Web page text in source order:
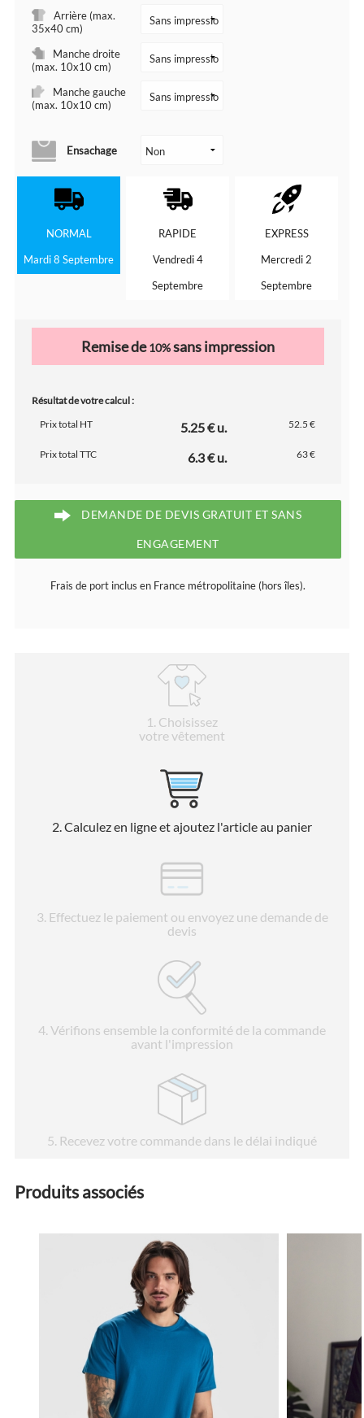
Arrière (max.
35x40 cm)
Manche droite
(max. 10x10 cm)
Manche gauche
(max. 10x10 cm)
Ensachage
NORMAL
Mardi 8 Septembre
RAPIDE
Vendredi 4
Septembre
EXPRESS
Mercredi 2
Septembre
Remise de10%sans impression
Résultat de votre calcul :
Prix total HT
5.25 € u. 52.5 €
Prix total TTC 6.3 € u. 63 €
DEMANDE DE DEVIS GRATUIT ET SANS
ENGAGEMENT
Frais de port inclus en France métropolitaine (hors îles).
1 . Choisissez
votre vêtement
2. Calculez en ligne et ajoutez l'article au panier
3. Effectuez le paiement ou envoyez une demande de
devis
4. Vérifions ensemble la conformité de la commande
avant l'impression
5. Recevez votre commande dans le délai indiqué
Produits associés